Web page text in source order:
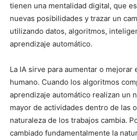
tienen una mentalidad digital, que
nuevas posibilidades y trazar un
utilizando datos, algoritmos,
aprendizaje automático.
La IA sirve para aumentar o mejorar
humano. Cuando los algoritmos
aprendizaje automático realizan un
mayor de actividades dentro de las
naturaleza de los trabajos cambia.
cambiado fundamentalmente la